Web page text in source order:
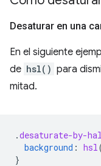
Desaturar en una
En el siguiente
de hsl() para
mitad.
.desaturate-by-
background : hsl
}